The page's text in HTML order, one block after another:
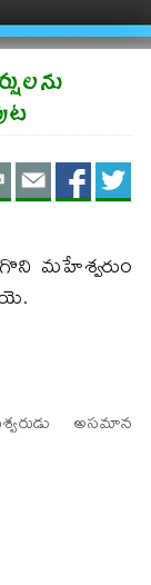
PrintEmail
onon
మహేశ్వరుం
అసమాన